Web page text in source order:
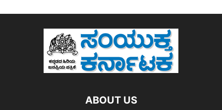
ABOUT US